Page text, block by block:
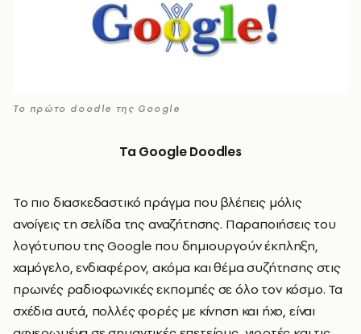
Το πρώτο doodle της Google
Τα Google Doodles
Το πιο διασκεδαστικό πράγμα που βλέπεις μόλις
ανοίγεις τη σελίδα της αναζήτησης. Παραποιήσεις του
λογότυπου της Google που δημιουργούν έκπληξη,
χαμόγελο, ενδιαφέρον, ακόμα και θέμα συζήτησης στις
πρωινές ραδιοφωνικές εκπομπές σε όλο τον κόσμο. Τα
σχέδια αυτά, πολλές φορές με κίνηση και ήχο, είναι